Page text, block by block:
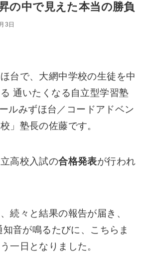
の中で見えた本当の勝負
3日
台で、大網中学校の生徒を中
通いたくなる自立型学習塾
ルみずほ台／コードアドベン
」塾長の佐藤です。
高校入試の合格発表が行われ
続々と結果の報告が届き、
音が鳴るたびに、こちらま
一日となりました。